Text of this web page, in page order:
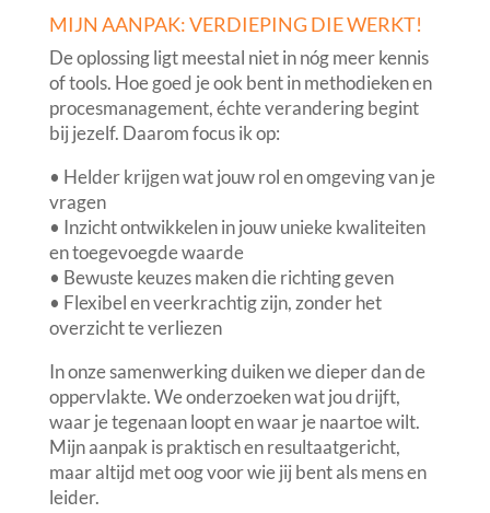
MIJN AANPAK: VERDIEPING DIE WERKT!
De oplossing ligt meestal niet in nóg meer kennis
of tools. Hoe goed je ook bent in methodieken en
procesmanagement, échte verandering begint
bij jezelf. Daarom focus ik op:
• Helder krijgen wat jouw rol en omgeving van je
vragen
• Inzicht ontwikkelen in jouw unieke kwaliteiten
en toegevoegde waarde
• Bewuste keuzes maken die richting geven
• Flexibel en veerkrachtig zijn, zonder het
overzicht te verliezen
In onze samenwerking duiken we dieper dan de
oppervlakte. We onderzoeken wat jou drijft,
waar je tegenaan loopt en waar je naartoe wilt.
Mijn aanpak is praktisch en resultaatgericht,
maar altijd met oog voor wie jij bent als mens en
leider.